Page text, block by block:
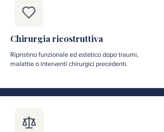
Chirurgia ricostruttiva
Ripristino funzionale ed estetico dopo traumi,
malattie o interventi chirurgici precedenti.